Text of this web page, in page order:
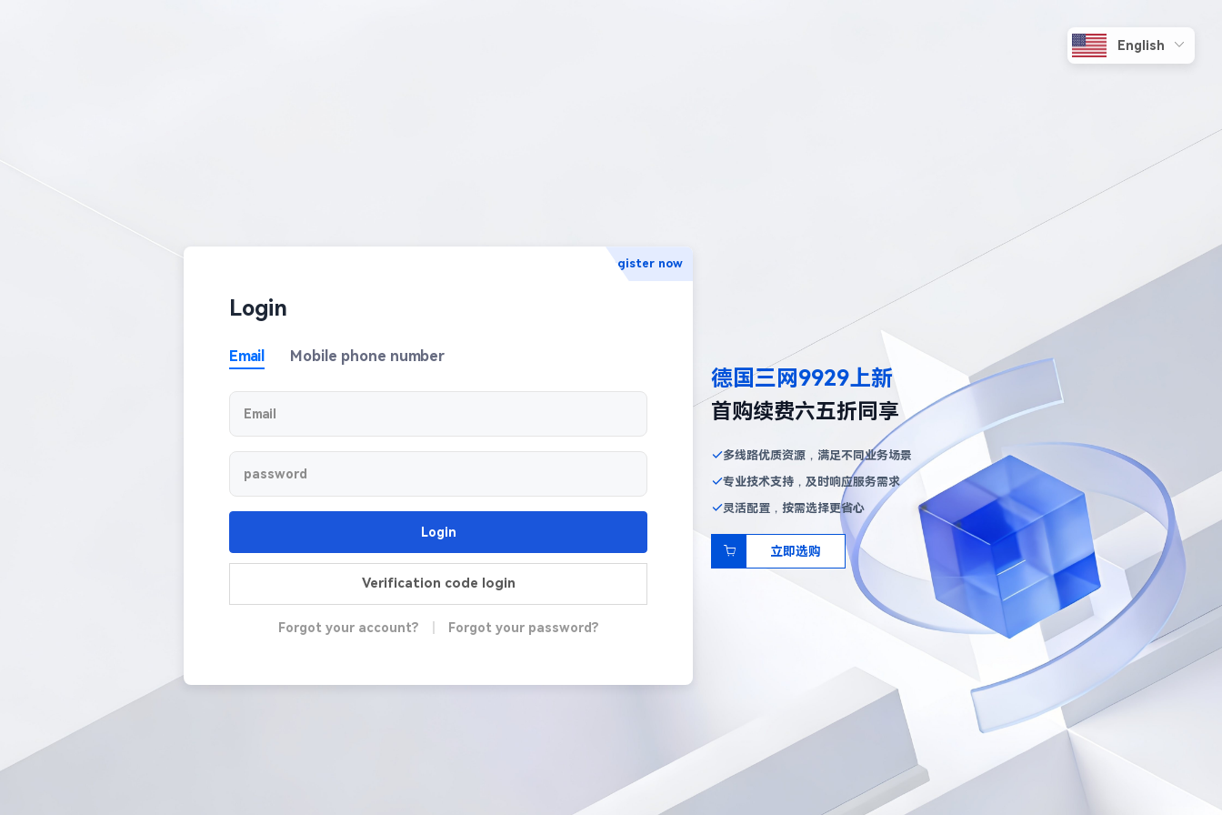
Register now
Login
Email Mobile phone number
Login
Verification code login
Forgot your account? Forgot your password?
德国三网9929上新
首购续费六五折同享
多线路优质资源，满足不同业务场景
专业技术支持，及时响应服务需求
灵活配置，按需选择更省心
立即选购